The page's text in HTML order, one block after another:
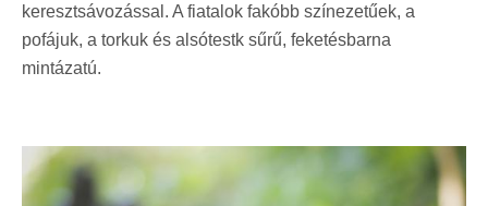
keresztsávozással. A fiatalok fakóbb színezetűek, a
pofájuk, a torkuk és alsótestk sűrű, feketésbarna
mintázatú.